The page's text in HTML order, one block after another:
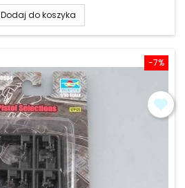
Dodaj do koszyka
-7%